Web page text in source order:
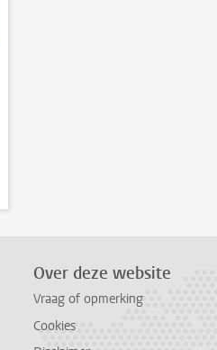
Over deze website
Vraag of opmerking
Cookies